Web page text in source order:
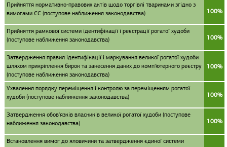
Прийняття нормативно-правових актів щодо торгівлі тваринами згідно з
вимогами ЄС (поступове наближення законодавства)
100%
Прийняття рамкової системи ідентифікації і реєстрації рогатої худоби
(поступове наближення законодавства)
100%
Затвердження правил ідентифікації і маркування великої рогатої худоби
шляхом прикріплення бирок та занесення даних до комп'ютерного реєстру
(поступове наближення законодавства)
100%
Ухвалення порядку переміщення і контролю за переміщенням рогатої
худоби (поступове наближення законодавства)
100%
Затвердження обов'язків власників великої рогатої худоби (поступове
наближення законодавства)
100%
Встановлення вимог до яловичини та затвердження єдиної системи